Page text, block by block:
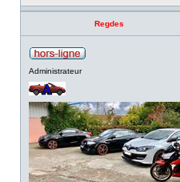
Regdes
Administrateur